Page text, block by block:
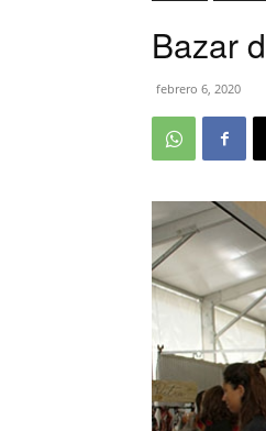
Bazar
febrero 6, 2020